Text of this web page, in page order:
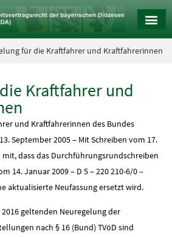
für die Kraftfahrer und Kraftfahrerinnen
Kraftfahrer und
und Kraftfahrerinnen des Bundes
September 2005 – Mit Schreiben vom 17.
dass das Durchführungsrundschreiben
14. Januar 2009 – D 5 – 220 210-6/0 –
aktualisierte Neufassung ersetzt wird.
2016 geltenden Neuregelung der
nach § 16 (Bund) TVöD sind